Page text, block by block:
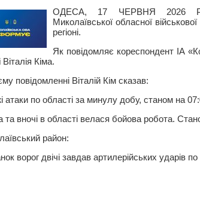
ОДЕСА, 17 ЧЕРВНЯ 2026
Миколаївської обласної
регіоні.
Як повідомляє кореспондент ІА
Віталія Кіма.
повідомленні Віталій Кім сказав:
атаки по області за минулу добу, станом на
та вночі в області велася бойова робота.
район:
ворог двічі завдав артилерійських ударів